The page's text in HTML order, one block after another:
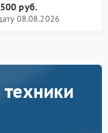
500 руб.
08.08.2026